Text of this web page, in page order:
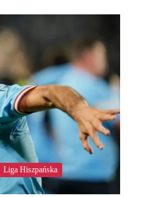
Liga Hiszpańska